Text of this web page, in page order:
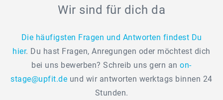
Wir sind für dich da
Die häufigsten Fragen und Antworten findest Du
hier. Du hast Fragen, Anregungen oder möchtest dich
bei uns bewerben? Schreib uns gern anon-
stage@upfit.de und wir antworten werktags binnen 24
Stunden.